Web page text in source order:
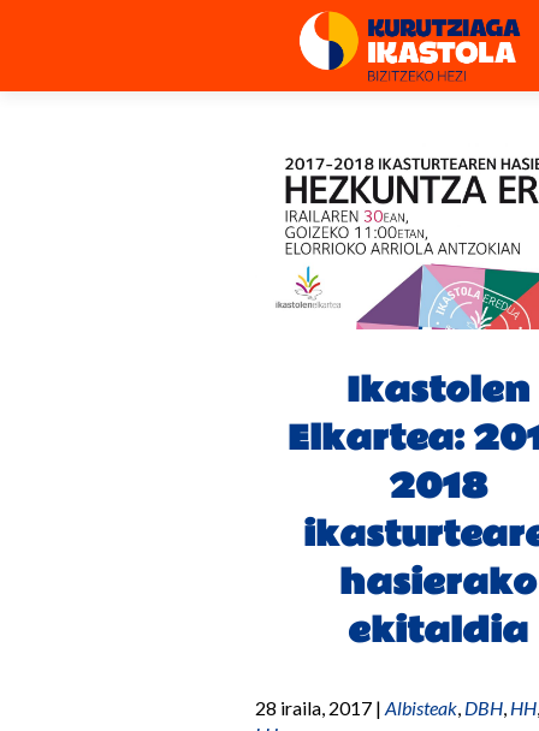
Ikastolen
Elkartea:
2018
hasierako
ekitaldia
28 iraila, 2017 | Albisteak DBH HH